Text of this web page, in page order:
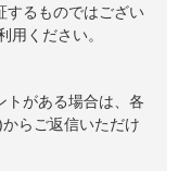
するものではござい
用ください。
トがある場合は、各
らご返信いただけ